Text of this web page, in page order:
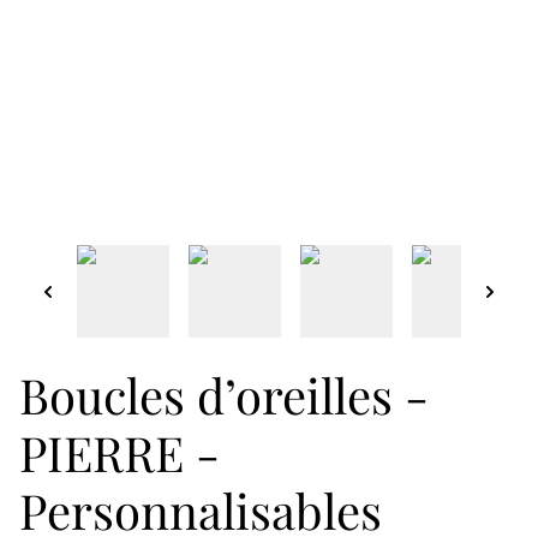
Boucles d’oreilles -
PIERRE -
Personnalisables